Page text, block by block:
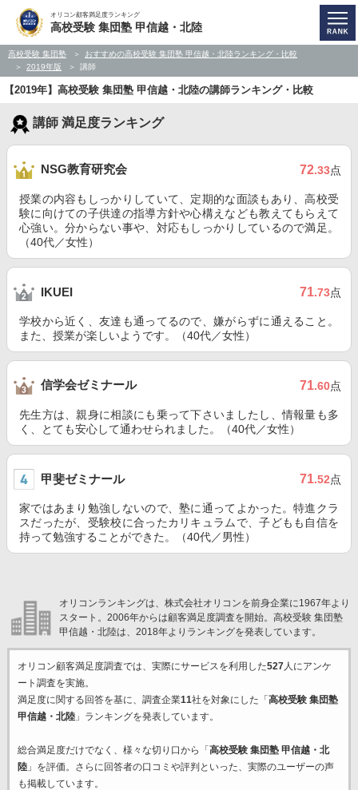
オリコン顧客満足度ランキング
高校受験 集団塾 甲信越・北陸
高校受験 集団塾
おすすめの高校受験 集団塾 甲信越・北陸ランキング・比較
2019年版
講師
【2019年】高校受験 集団塾 甲信越・北陸の講師ランキング・比較
講師 満足度ランキング
NSG教育研究会 72.33点
授業の内容もしっかりしていて、定期的な面談もあり、高校受
験に向けての子供達の指導方針や心構えなども教えてもらえて
心強い。分からない事や、対応もしっかりしているので満足。
（40代／女性）
IKUEI 71.73点
学校から近く、友達も通ってるので、嫌がらずに通えること。
また、授業が楽しいようです。（40代／女性）
信学会ゼミナール 71.60点
先生方は、親身に相談にも乗って下さいましたし、情報量も多
く、とても安心して通わせられました。（40代／女性）
甲斐ゼミナール 71.52点
家ではあまり勉強しないので、塾に通ってよかった。特進クラ
スだったが、受験校に合ったカリキュラムで、子どもも自信を
持って勉強することができた。（40代／男性）
オリコンランキングは、株式会社オリコンを前身企業に1967年より
スタート。2006年からは顧客満足度調査を開始。高校受験 集団塾
甲信越・北陸は、2018年よりランキングを発表しています。
オリコン顧客満足度調査では、実際にサービスを利用した527人にアンケ
ート調査を実施。
満足度に関する回答を基に、調査企業11社を対象にした「 高校受験 集団塾
甲信越・北陸」ランキングを発表しています。
総合満足度だけでなく、様々な切り口から「 高校受験 集団塾 甲信越・北
陸」を評価。さらに回答者の口コミや評判といった、実際のユーザーの声
も掲載しています。